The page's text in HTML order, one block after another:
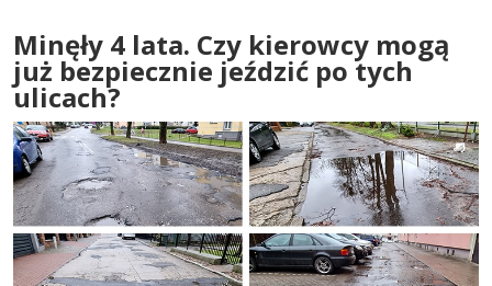
Minęły 4 lata. Czy kierowcy mogą
już bezpiecznie jeździć po tych
ulicach?